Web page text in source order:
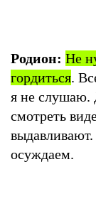
Родион: Не
гордиться.
я не слушаю.
смотреть
осуждаем.